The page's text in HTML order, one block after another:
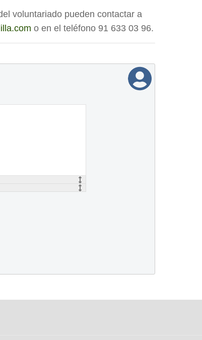
voluntariado pueden contactar a
o en el teléfono 91 633 03 96.